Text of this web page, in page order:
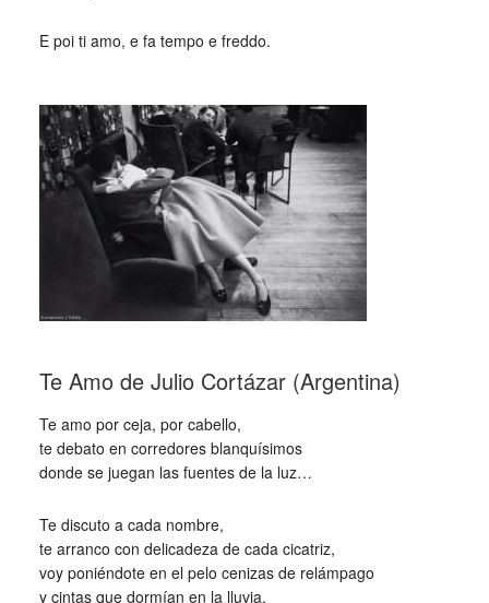
E poi ti amo, e fa tempo e freddo.
Te Amo de Julio Cortázar (Argentina)
Te amo por ceja, por cabello,
te debato en corredores blanquísimos
donde se juegan las fuentes de la luz…
Te discuto a cada nombre,
te arranco con delicadeza de cada cicatriz,
voy poniéndote en el pelo cenizas de relámpago
y cintas que dormían en la lluvia.